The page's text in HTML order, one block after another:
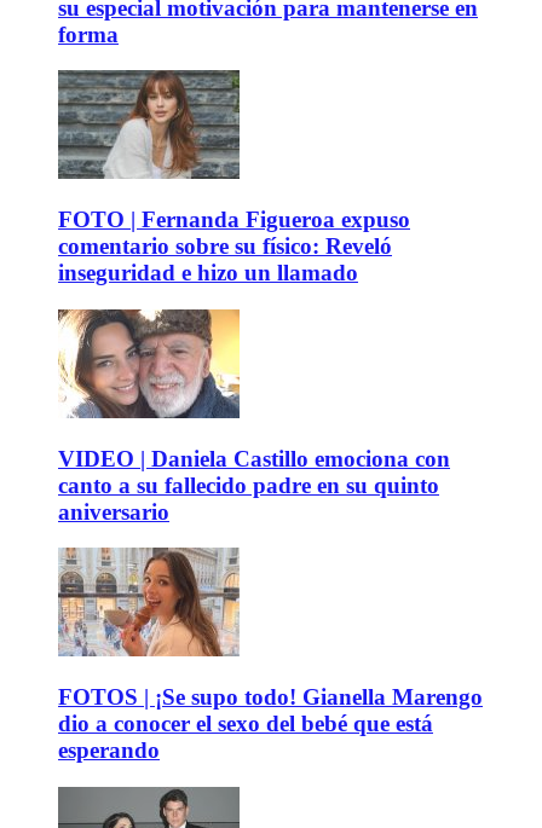
su especial motivación para mantenerse en
forma
FOTO | Fernanda Figueroa expuso
comentario sobre su físico: Reveló
inseguridad e hizo un llamado
VIDEO | Daniela Castillo emociona con
canto a su fallecido padre en su quinto
aniversario
FOTOS | ¡Se supo todo! Gianella Marengo
dio a conocer el sexo del bebé que está
esperando